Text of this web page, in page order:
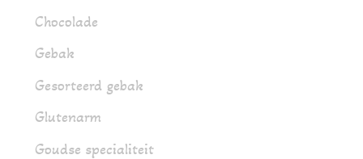
Chocolade
Gebak
Gesorteerd gebak
Glutenarm
Goudse specialiteit